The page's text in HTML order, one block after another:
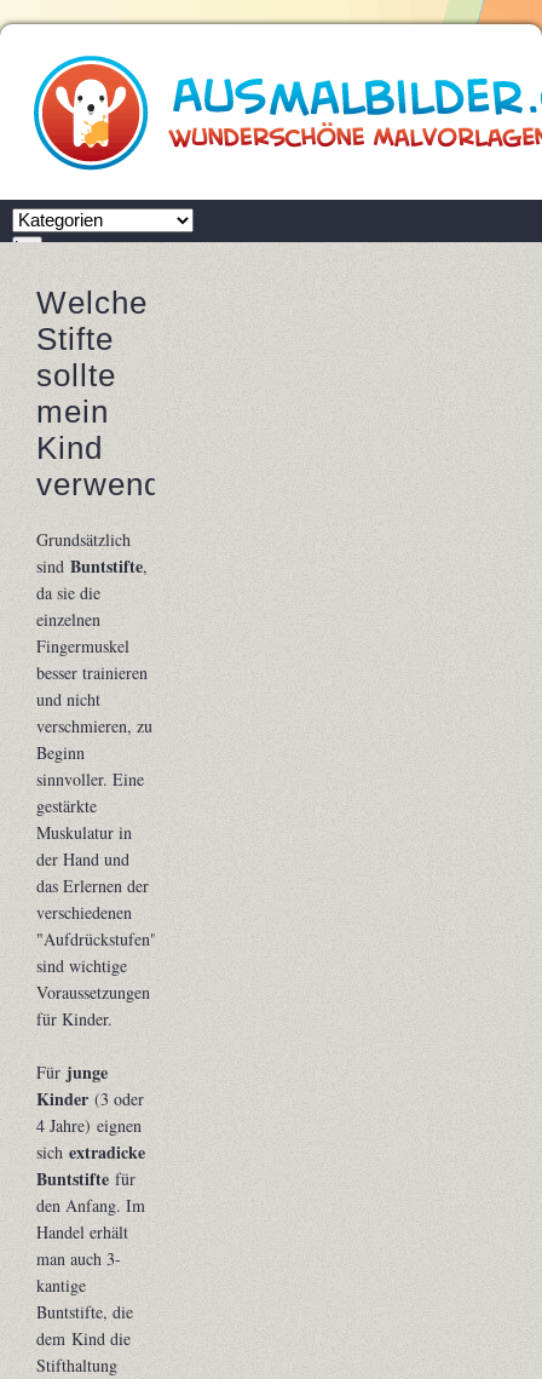
Zielseite
Los
Welche
Stifte
sollte
mein
Kind
verwenden?
Grundsätzlich
sind Buntstifte,
da sie die
einzelnen
Fingermuskel
besser trainieren
und nicht
verschmieren, zu
Beginn
sinnvoller. Eine
gestärkte
Muskulatur in
der Hand und
das Erlernen der
verschiedenen
"Aufdrückstufen"
sind wichtige
Voraussetzungen
für Kinder.
Für junge
Kinder (3 oder
4 Jahre) eignen
sich extradicke
Buntstifte für
den Anfang. Im
Handel erhält
man auch 3-
kantige
Buntstifte, die
dem Kind die
Stifthaltung